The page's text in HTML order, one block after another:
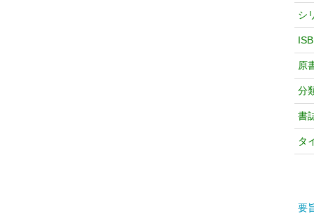
シ
原
分
書
タ
要